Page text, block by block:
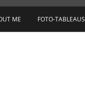
ME FOTO-TABLEAUS